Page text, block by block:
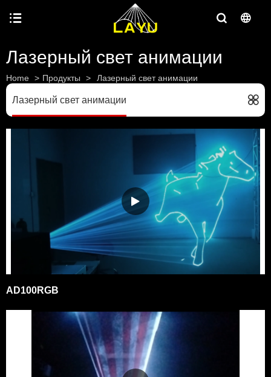
Лазерный свет анимации
Home > Продукты > Лазерный свет анимации
Лазерный свет анимации
AD100RGB